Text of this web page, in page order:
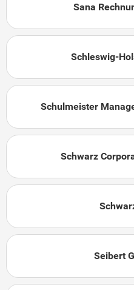
Sana
Schleswig-
Schulmeister
Schwarz
Seibert